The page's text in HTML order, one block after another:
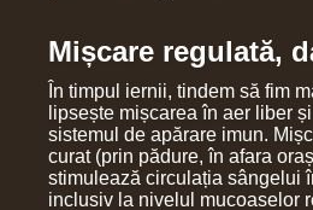
Mișcare regulată,
În timpul iernii, tindem să fim
lipsește mișcarea în aer liber
sistemul de apărare imun.
curat (prin pădure, în afara
stimulează circulația sângelui
inclusiv la nivelul mucoaselor